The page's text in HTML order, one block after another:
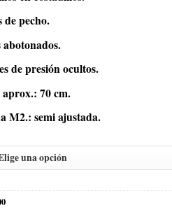
de pecho.
abotonados.
de presión ocultos.
70 cm.
M2.: semi ajustada.